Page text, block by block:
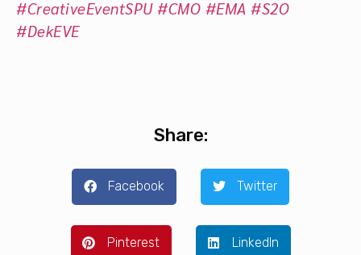
#CreativeEventSPU #CMO #EMA #S2O
#DekEVE
Share:
Facebook Twitter
Pinterest LinkedIn